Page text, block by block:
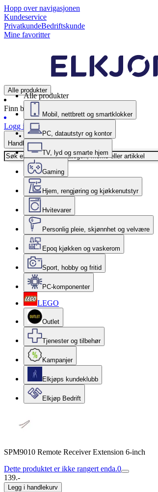
Hopp over navigasjonen
Kundeservice
PrivatkundeBedriftskunde
Mine favoritter
Alle produkter
Finn butikk
Logg inn
Handlekurv
Alle produkter
Mobil, nettbrett og smartklokker
PC, datautstyr og kontor
TV, lyd og smarte hjem
Gaming
Hjem, rengjøring og kjøkkenutstyr
Hvitevarer
Personlig pleie, skjønnhet og velvære
Epoq kjøkken og vaskerom
Sport, hobby og fritid
PC-komponenter
LEGO
Outlet
Tjenester og tilbehør
Kampanjer
Elkjøps kundeklubb
Elkjøp Bedrift
SPM9010 Remote Receiver Extension 6-inch
Dette produktet er ikke rangert enda.0
139.-
Legg i handlekurv